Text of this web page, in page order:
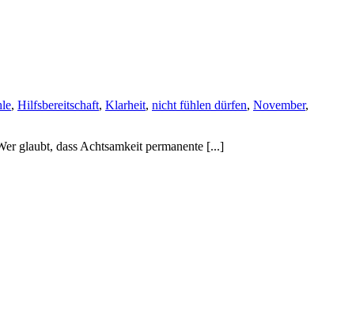
, Hilfsbereitschaft, Klarheit, nicht fühlen dürfen, November,
glaubt, dass Achtsamkeit permanente [...]